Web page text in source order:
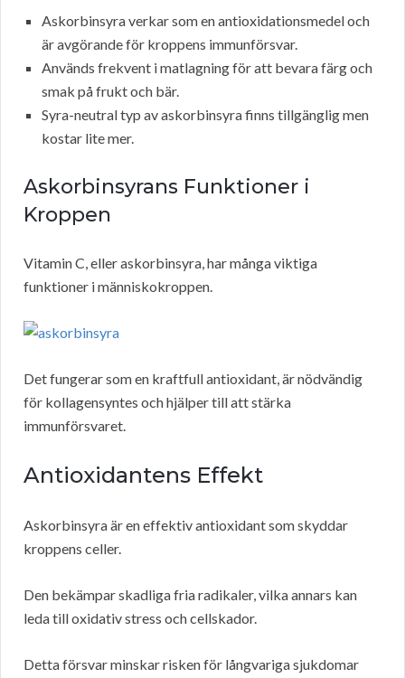
Askorbinsyra verkar som en antioxidationsmedel och
är avgörande för kroppens immunförsvar.
Används frekvent i matlagning för att bevara färg och
smak på frukt och bär.
Syra-neutral typ av askorbinsyra finns tillgänglig men
kostar lite mer.
Askorbinsyrans Funktioner i
Kroppen
Vitamin C, eller askorbinsyra, har många viktiga
funktioner i människokroppen.
Det fungerar som en kraftfull antioxidant, är nödvändig
för kollagensyntes och hjälper till att stärka
immunförsvaret.
Antioxidantens Effekt
Askorbinsyra är en effektiv antioxidant som skyddar
kroppens celler.
Den bekämpar skadliga fria radikaler, vilka annars kan
leda till oxidativ stress och cellskador.
Detta försvar minskar risken för långvariga sjukdomar